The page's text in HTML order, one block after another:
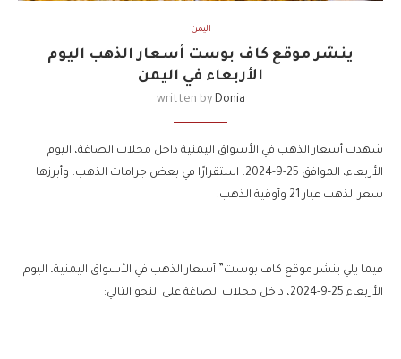
اليمن
ينشر موقع كاف بوست أسعار الذهب اليوم
الأربعاء في اليمن
written by Donia
شهدت أسعار الذهب في الأسواق اليمنية داخل محلات الصاغة، اليوم
الأربعاء، الموافق 25-9-2024، استقرارًا في بعض جرامات الذهب، وأبرزها
سعر الذهب عيار 21 وأوقية الذهب.
فيما يلي ينشر موقع كاف بوست” أسعار الذهب في الأسواق اليمنية، اليوم
الأربعاء 25-9-2024، داخل محلات الصاغة على النحو التالي: